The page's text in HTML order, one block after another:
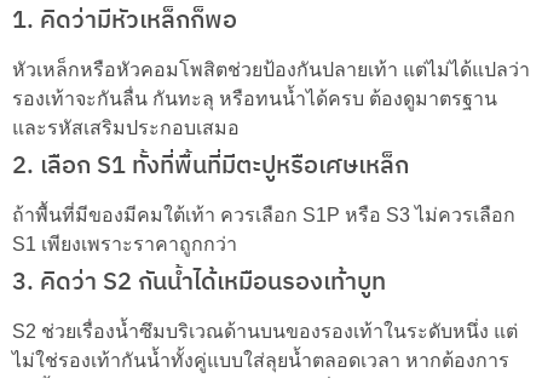
1. คิดว่ามีหัวเหล็กก็พอ
หัวเหล็กหรือหัวคอมโพสิตช่วยป้องกันปลายเท้า แต่ไม่ได้แปลว่า
รองเท้าจะกันลื่น กันทะลุ หรือทนน้ำได้ครบ ต้องดูมาตรฐาน
และรหัสเสริมประกอบเสมอ
2. เลือก S1 ทั้งที่พื้นที่มีตะปูหรือเศษเหล็ก
ถ้าพื้นที่มีของมีคมใต้เท้า ควรเลือก S1P หรือ S3 ไม่ควรเลือก
S1 เพียงเพราะราคาถูกกว่า
3. คิดว่า S2 กันน้ำได้เหมือนรองเท้าบูท
S2 ช่วยเรื่องน้ำซึมบริเวณด้านบนของรองเท้าในระดับหนึ่ง แต่
ไม่ใช่รองเท้ากันน้ำทั้งคู่แบบใส่ลุยน้ำตลอดเวลา หากต้องการ